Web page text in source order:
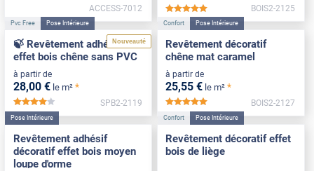
ACCESS-7012 BOIS2-2125
Nouveauté
Pvc Free Pose Intérieure
🍃 Revêtement adhésif
effet bois chêne sans PVC
à partir de
28,00 € le m² *
*****
SPB2-2119
Confort Pose Intérieure
Revêtement décoratif
chêne mat caramel
à partir de
25,55 € le m² *
BOIS2-2127
Pose Intérieure
Revêtement adhésif
décoratif effet bois moyen
loupe d'orme
Confort Pose Intérieure
Revêtement décoratif effet
bois de liège